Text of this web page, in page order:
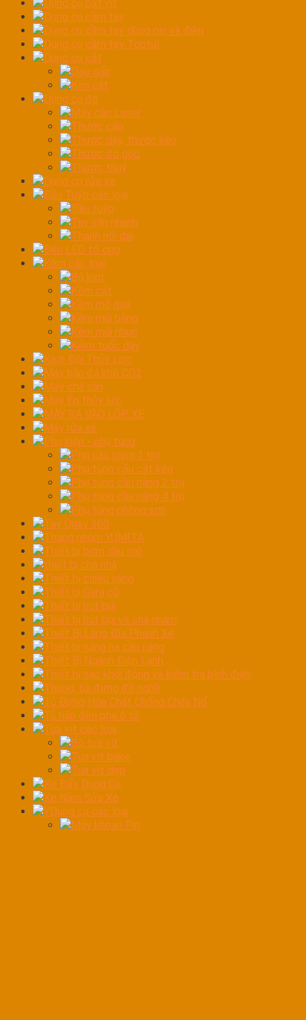
Dụng cụ bắt vít
Dụng cụ cầm tay
Dụng cụ cầm tay dùng pin và điện
Dụng cụ cầm tay Toptul
Dụng cụ cắt
Dao gấp
Kìm cắt
Dụng cụ đo
Máy cân Laser
Thước cặp
Thước dây, thước kéo
Thước đo góc
Thước thuỷ
Dụng cụ rửa xe
Đầu Tuýp các loại
Đầu tuýp
Tay vặn nhanh
Thanh nối dài
Đèn LED tổ ong
Kềm các loại
Bộ kìm
Kềm cắt
Kềm mỏ quạ
Kềm mũi bằng
Kềm mũi nhọn
Kiềm tuốc dây
Kích Đội Thủy Lực
Máy bắn đá khô CO2
Máy chà sàn
Máy Ép thủy lực
MÁY RA VÀO LỐP XE
Máy rửa xe
Phụ kiện - phụ tùng
Phụ cầu nâng 1 trụ
Phụ tùng cầu cắt kéo
Phụ tùng cầu nâng 2 trụ
Phụ tùng cầu nâng 4 trụ
Phụ tùng phòng sơn
Tay Quay 360
Thang nhôm YUMITA
Thiết bị bơm dầu mỡ
thiết bị chà nhá
Thiết bị chiếu sáng
Thiết bị Gara cũ
Thiết bị hút bụi
Thiết bị hút bụi và chà nhám
Thiết Bị Láng Đĩa Phanh Xe
Thiết bị nâng hạ cầu nâng
Thiết Bị Ngành Điện Lạnh
Thiết bị sạc khởi động và kiểm tra bình điện
Thùng, túi đựng đồ nghề
Tủ Đựng Hóa Chất Chống Cháy Nổ
Tủ hấp đèn pha ô tô
Tua vít các loại
Bộ tua vít
Tua vít bake
Tua vít dẹp
Xe Đẩy Dụng Cụ
Xe Nằm Sửa Xe
YDụng cụ các loại
Máy khoan Pin